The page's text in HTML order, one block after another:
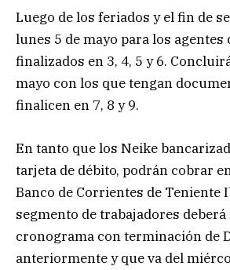
Luego de los feriados y el fin de
lunes 5 de mayo para los agentes
finalizados en 3, 4, 5 y 6.
mayo con los que tengan
finalicen en 7, 8 y 9.
En tanto que los Neike
tarjeta de débito, podrán cobrar
Banco de Corrientes de Teniente
segmento de trabajadores
cronograma con terminación de
anteriormente y que va del